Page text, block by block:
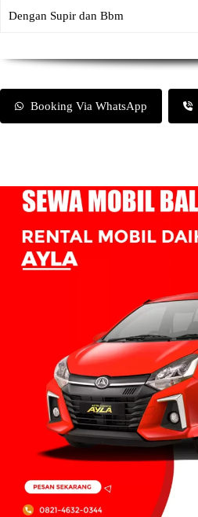
Dengan Supir dan Bbm
Booking Via WhatsApp